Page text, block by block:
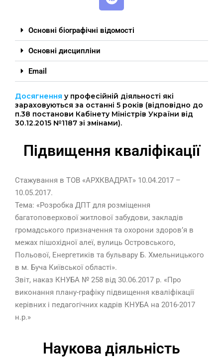
Основні біографічні відомості
Основні дисципліни
Email
Досягнення у професійній діяльності які
зараховуються за останні 5 років (відповідно до
п.38 постанови Кабінету Міністрів України від
30.12.2015 №1187 зі змінами).
Підвищення кваліфікації
Стажування в ТОВ «АРХКВАДРАТ» 10.04.2017 –
10.05.2017.
Тема: «Розробка ДПТ для розміщення
багатоповерхової житлової забудови, закладів
громадського призначення та охорони здоров’я в
межах пішохідної алеї, вулиць Островського,
Польової, Енергетиків та бульвару Б. Хмельницького
в м. Буча Київської області».
Звіт, наказ КНУБА № 258 від 30.06.2017 р. «Про
виконання плану-графіку підвищення кваліфікації
керівних і педагогічних кадрів КНУБА на 2016-2017
н.р.»
Наукова діяльність